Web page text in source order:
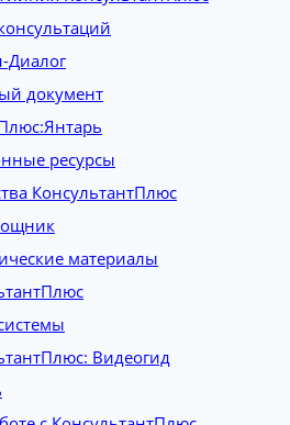
Диалог
документ
ресурсы
КонсультантПлюс
материалы
Видеогид